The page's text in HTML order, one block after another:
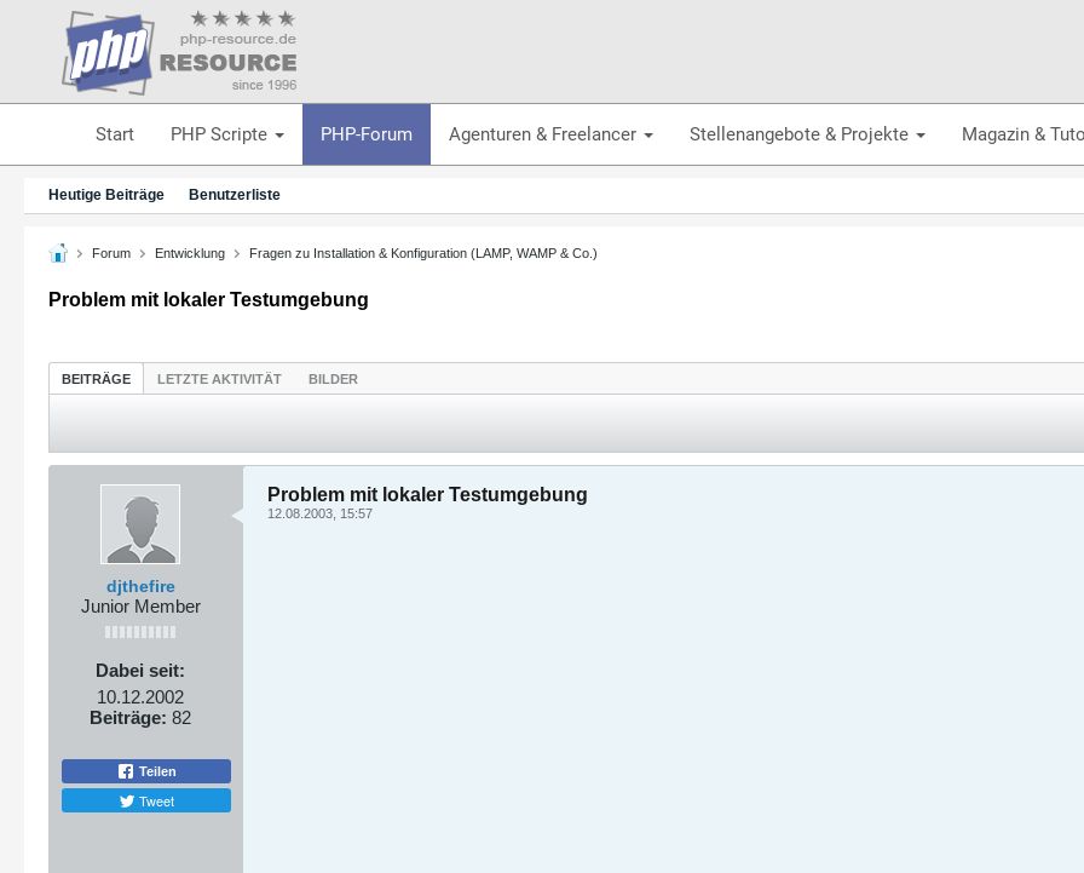
Start PHP Scripte PHP-Forum Agenturen & Freelancer Stellenangebote & Projekte Magazin &
Heutige Beiträge Benutzerliste
Forum Entwicklung Fragen zu Installation & Konfiguration (LAMP, WAMP & Co.)
Problem mit lokaler Testumgebung
BEITRÄGE LETZTE AKTIVITÄT BILDER
djthefire
Junior Member
Dabei seit:
10.12.2002
Beiträge: 82
Teilen
Tweet
Problem mit lokaler Testumgebung
12.08.2003, 15:57